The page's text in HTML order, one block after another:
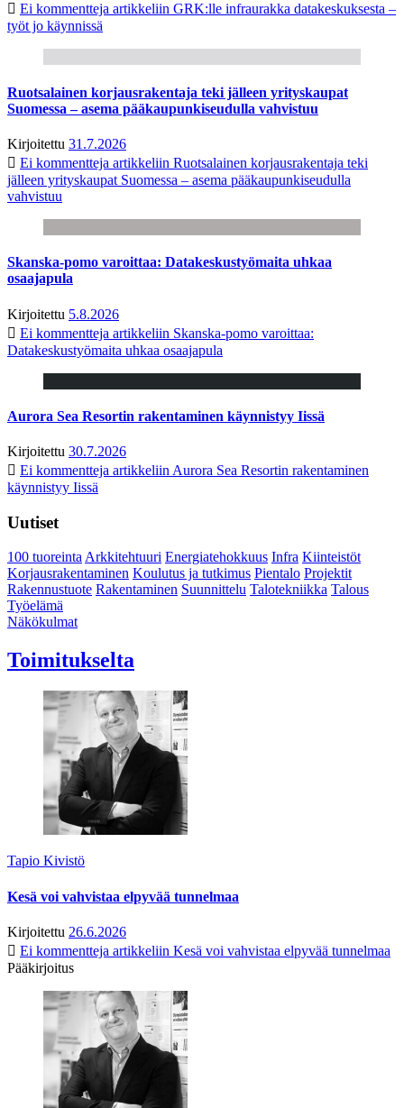
Ei kommentteja artikkeliin GRK:lle infraurakka datakeskuksesta –
työt jo käynnissä
Ruotsalainen korjausrakentaja teki jälleen yrityskaupat
Suomessa – asema pääkaupunkiseudulla vahvistuu
Kirjoitettu 31.7.2026
Ei kommentteja artikkeliin Ruotsalainen korjausrakentaja teki
jälleen yrityskaupat Suomessa – asema pääkaupunkiseudulla
vahvistuu
Skanska-pomo varoittaa: Datakeskustyömaita uhkaa
osaajapula
Kirjoitettu 5.8.2026
Ei kommentteja artikkeliin Skanska-pomo varoittaa:
Datakeskustyömaita uhkaa osaajapula
Aurora Sea Resortin rakentaminen käynnistyy Iissä
Kirjoitettu 30.7.2026
Ei kommentteja artikkeliin Aurora Sea Resortin rakentaminen
käynnistyy Iissä
Uutiset
100 tuoreintaArkkitehtuuri Energiatehokkuus Infra Kiinteistöt
Korjausrakentaminen Koulutus ja tutkimus Pientalo Projektit
Rakennustuote Rakentaminen Suunnittelu Talotekniikka Talous
Työelämä
Näkökulmat
Toimitukselta
Tapio Kivistö
Kesä voi vahvistaa elpyvää tunnelmaa
Kirjoitettu 26.6.2026
Ei kommentteja artikkeliin Kesä voi vahvistaa elpyvää tunnelmaa
Pääkirjoitus